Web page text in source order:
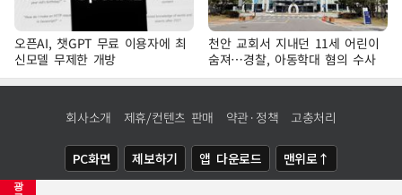
광
오픈AI, 챗GPT 무료 이용자에 최
신모델 무제한 개방
천안 교회서 지내던 11세 어린이
숨져…경찰, 아동학대 혐의 수사
회사소개 제휴/컨텐츠 판매 약관·정책 고충처리
PC화면 제보하기 앱 다운로드 맨위로↑